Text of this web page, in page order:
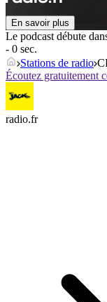
En savoir plus
Le podcast débute
- 0 sec.
Stations de radio
Écoutez gratuitement
radio.fr